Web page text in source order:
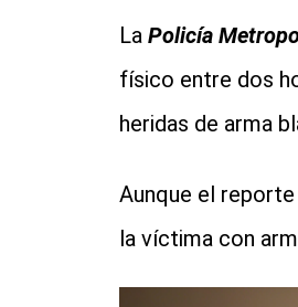
La Policía
físico entre dos
heridas de arma
Aunque el
la víctima con